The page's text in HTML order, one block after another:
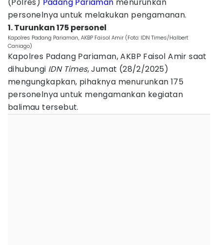
personelnya untuk melakukan pengamanan.
1. Turunkan 175 personel
Kapolres Padang Pariaman, AKBP Faisol Amir (Foto: IDN Times/Halbert
Caniago)
Kapolres Padang Pariaman, AKBP Faisol Amir saat
dihubungi IDN Times, Jumat (28/2/2025)
mengungkapkan, pihaknya menurunkan 175
personelnya untuk mengamankan kegiatan
balimau tersebut.